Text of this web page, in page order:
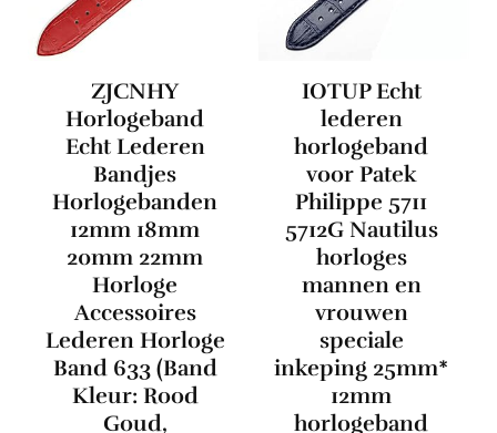
ZJCNHY
Horlogeband
Echt Lederen
Bandjes
Horlogebanden
12mm 18mm
20mm 22mm
Horloge
Accessoires
Lederen Horloge
Band 633 (Band
Kleur: Rood
Goud,
IOTUP Echt
lederen
horlogeband
voor Patek
Philippe 5711
5712G Nautilus
horloges
mannen en
vrouwen
speciale
inkeping 25mm*
12mm
horlogeband